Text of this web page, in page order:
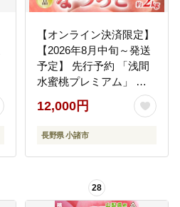
【オンライン決済限定】
【2026年8月中旬～発送
予定】 先行予約 「浅間
水蜜桃プレミアム」 も
も なつっこ 秀品 約2kg
5～9玉 贈答品 ふるさと
納税 果物 桃 フルーツ モ
12,000円
長野県 小諸市
28